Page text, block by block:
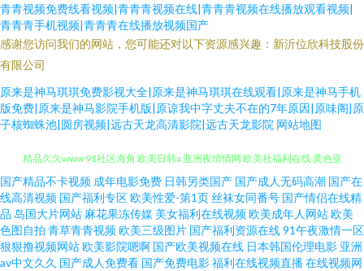
青青视频免费线看视频|青青青视频在线|青青青视频在线播放观看视频|
青青青手机视频|青青青在线播放视频国产
感谢您访问我们的网站，您可能还对以下资源感兴趣：新沂位欣科技股份
有限公司
原来是神马琪琪免费影视大全|原来是神马琪琪在线观看|原来是神马手机
版免费|原来是神马影院手机版|原谅我中字丈夫不在的7年原因|原味阁|原
子核蜘蛛池|圆房视频|远古天龙高清影院|远古天龙影院 网站地图
91TV免费 AV熟女 豆花AⅤ 91蜜桃臀 精品久久卡 午夜剧院 女人的天堂网 国产
精品久久www 91社区海角 欧美日韩a 亚洲夜情情网 欧美社福利在线 黄色亚
洲免费观看 aV电影资源站在线 亚洲国产精品自拍第18页 国产一区91在线 国
国产精品不卡视频 成年电影免费 日韩另类国产 国产成人无码高潮 国产在
线高清视频 国产福利专区欧美性爱-第1页丝袜女同番号 国产情侣在线精
品 岛国大片网站 麻花果冻传媒 美女福利在线视频欧美成年人网站欧美
色图自拍 青草青青视频欧美三级图片 国产福利资源在线91午夜激情一区
狠狠撸视频网站欧美影院嗯啊 国产欧美视频在线 日本韩国伦理电影 亚洲
av中文久久 国产成人免费看 国产免费电影福利在线视频直播在线视频网